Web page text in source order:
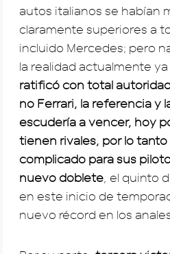
autos italianos se habían
claramente superiores a
incluido Mercedes; pero
la realidad actualmente ya
ratificó con total
no Ferrari, la referencia y
escudería a vencer, hoy
tienen rivales, por lo
complicado para sus
nuevo doblete , el quinto
en este inicio de
nuevo récord en los anales